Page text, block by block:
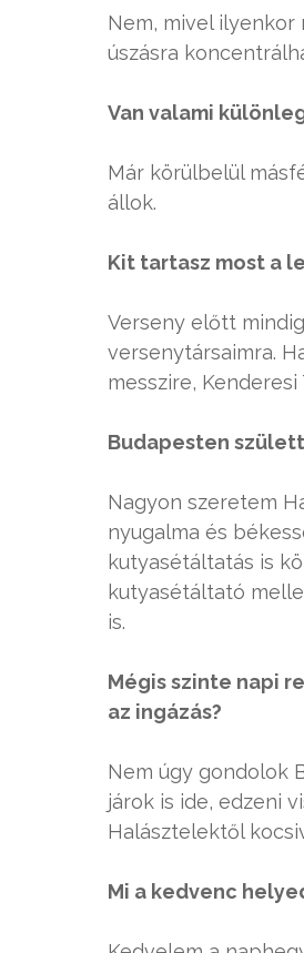
Nem, mivel ilyenkor
úszásra
Van valami
Már körülbelül
állok.
Kit tartasz most a
Verseny előtt
versenytársaimra.
messzire,
Budapesten
Nagyon szeretem
nyugalma és
kutyasétáltatás is
kutyasétáltató
is.
Mégis szinte napi
az ingázás?
Nem úgy gondolok
járok is ide, edzeni
Halásztelektől
Mi a kedvenc